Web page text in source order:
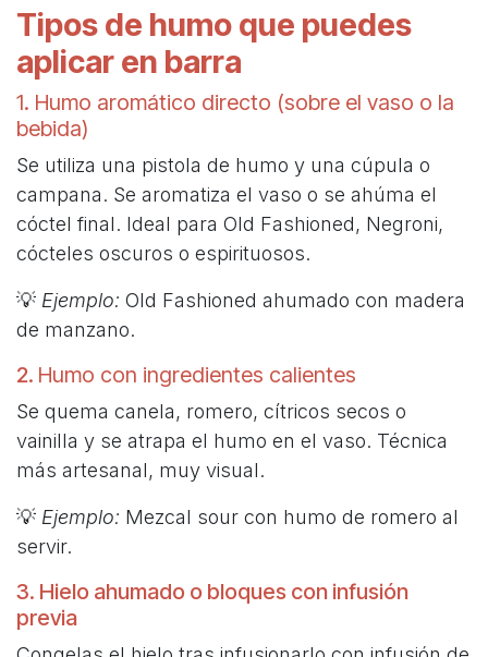
Tipos de humo que puedes
aplicar en barra
1. Humo aromático directo (sobre el vaso o la
bebida)
Se utiliza una pistola de humo y una cúpula o
campana. Se aromatiza el vaso o se ahúma el
cóctel final. Ideal para Old Fashioned, Negroni,
cócteles oscuros o espirituosos.
💡 Ejemplo: Old Fashioned ahumado con madera
de manzano.
2. Humo con ingredientes calientes
Se quema canela, romero, cítricos secos o
vainilla y se atrapa el humo en el vaso. Técnica
más artesanal, muy visual.
💡 Ejemplo: Mezcal sour con humo de romero al
servir.
3. Hielo ahumado o bloques con infusión
previa